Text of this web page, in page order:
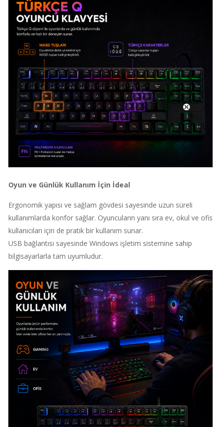
Oyun ve Günlük Kullanım İçin İdeal
Ergonomik yapısı ve sağlam gövdesi sayesinde uzun süreli
kullanımlarda konfor sağlar. Oyuncuların yanı sıra ev, okul ve ofis
kullanıcıları için de pratik bir kullanım sunar.
USB bağlantısı sayesinde Windows işletim sistemine sahip
bilgisayarlarla tam uyumludur.